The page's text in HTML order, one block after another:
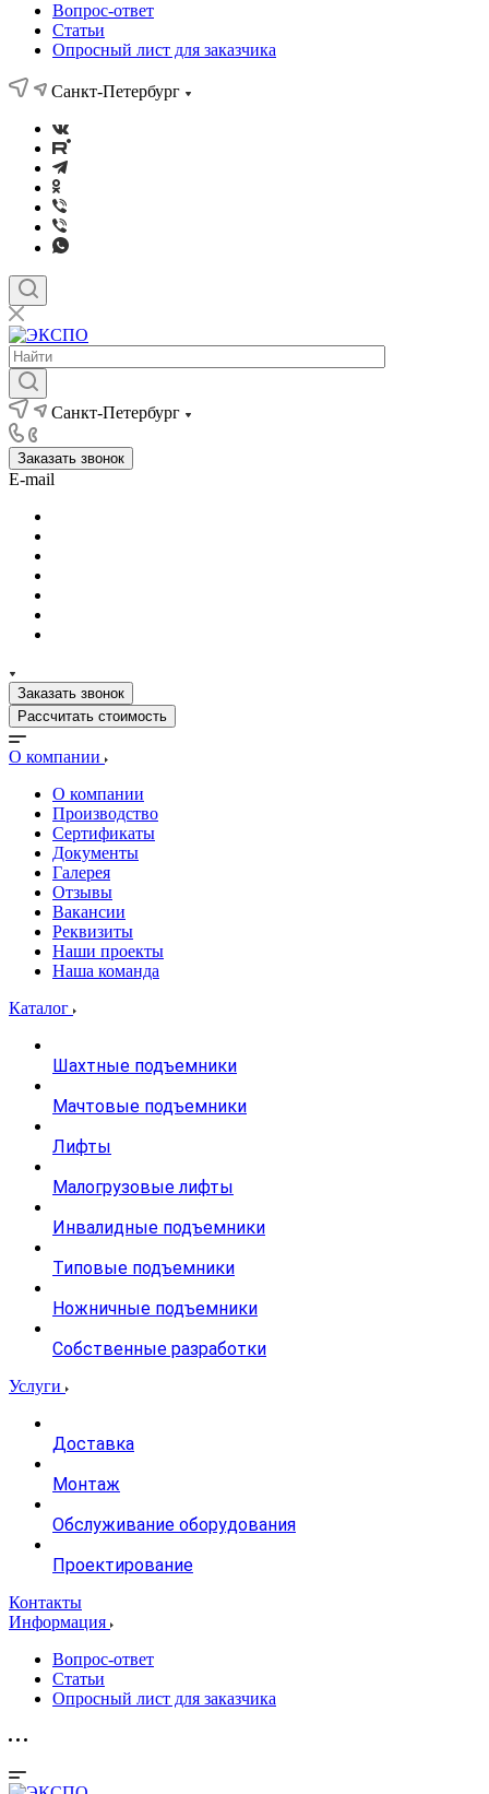
Вопрос-ответ
Статьи
Опросный лист для заказчика
Санкт-Петербург
Санкт-Петербург
Заказать звонок
E-mail
Заказать звонок
Рассчитать стоимость
О компании
О компании
Производство
Сертификаты
Документы
Галерея
Отзывы
Вакансии
Реквизиты
Наши проекты
Наша команда
Каталог
Шахтные подъемники
Мачтовые подъемники
Лифты
Малогрузовые лифты
Инвалидные подъемники
Типовые подъемники
Ножничные подъемники
Собственные разработки
Услуги
Доставка
Монтаж
Обслуживание оборудования
Проектирование
Контакты
Информация
Вопрос-ответ
Статьи
Опросный лист для заказчика